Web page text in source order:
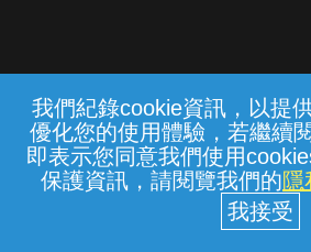
我們紀錄cookie資訊，以提
優化您的使用體驗，若繼續
即表示您同意我們使用
保護資訊，請閱覽我們的隱
常見問題 線上客服 服務
中華電信股份有限公司個
(統一編號：96979949)